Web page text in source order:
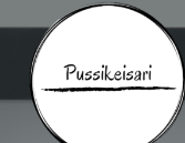
sisältöön